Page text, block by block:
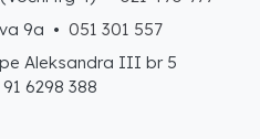
9a • 051 301 557
Aleksandra III br 5
6298 388